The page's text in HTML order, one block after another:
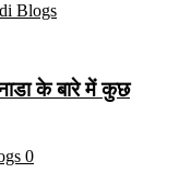
के बारे में कुछ
0